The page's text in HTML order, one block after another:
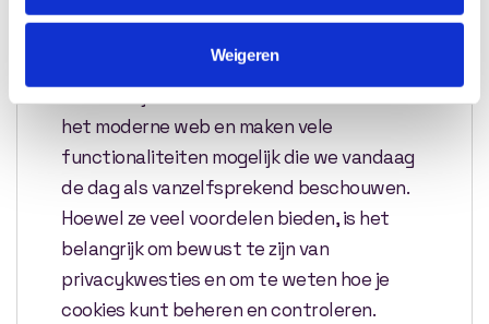
Weigeren
het moderne web en maken vele
functionaliteiten mogelijk die we vandaag
de dag als vanzelfsprekend beschouwen.
Hoewel ze veel voordelen bieden, is het
belangrijk om bewust te zijn van
privacykwesties en om te weten hoe je
cookies kunt beheren en controleren.